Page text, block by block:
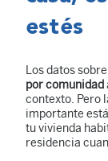
estés
Los datos sobre
por comunidad
contexto. Pero
importante
tu vivienda
residencia